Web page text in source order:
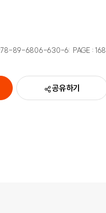
89-6806-630-6 PAGE : 168
공유하기